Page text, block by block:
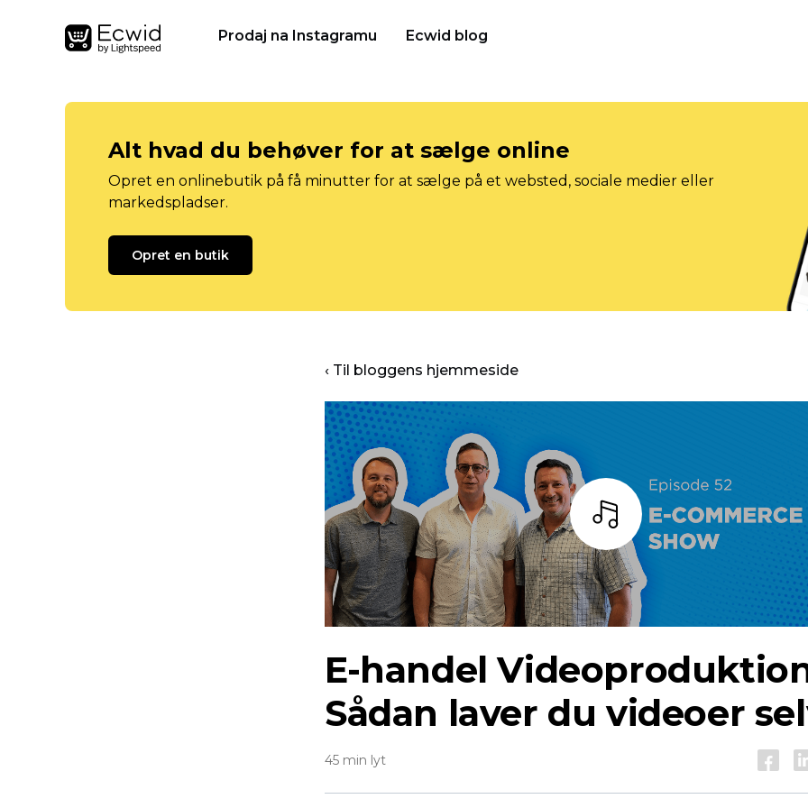
Prodaj na Instagramu Ecwid blog
Alt hvad du behøver for at sælge online
Opret en onlinebutik på få minutter for at sælge på et websted, sociale medier eller
markedspladser.
Opret en butik
‹ Til bloggens hjemmeside
Lyt
E-handel
Sådan laver du videoer
45 min lyt